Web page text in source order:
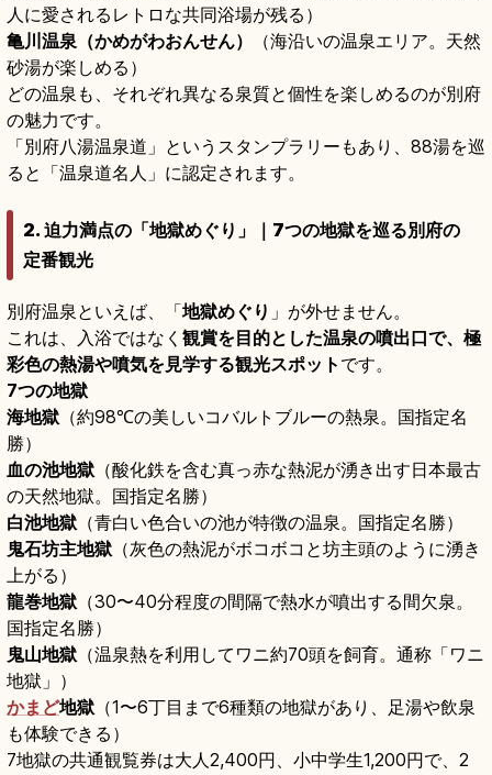
人に愛されるレトロな共同浴場が残る）
亀川温泉（かめがわおんせん）
（海沿いの温泉エリア。天然
砂湯が楽しめる）
どの温泉も、それぞれ異なる泉質と個性を楽しめるのが別府
の魅力です。
「別府八湯温泉道」というスタンプラリーもあり、88湯を巡
ると「温泉道名人」に認定されます。
2. 迫力満点の「地獄めぐり」｜7つの地獄を巡る別府の
定番観光
別府温泉といえば、「地獄めぐり 」が外せません。
これは、入浴ではなく 観賞を目的とした温泉の噴出口で、極
彩色の熱湯や噴気を見学する観光スポット です。
7つの地獄
海地獄 （約98℃の美しいコバルトブルーの熱泉。国指定名
勝）
血の池地獄 （酸化鉄を含む真っ赤な熱泥が湧き出す日本最古
の天然地獄。国指定名勝）
白池地獄 （青白い色合いの池が特徴の温泉。国指定名勝）
鬼石坊主地獄 （灰色の熱泥がボコボコと坊主頭のように湧き
上がる）
龍巻地獄 （30〜40分程度の間隔で熱水が噴出する間欠泉。
国指定名勝）
鬼山地獄 （温泉熱を利用してワニ約70頭を飼育。通称「ワニ
地獄」）
かまど地獄 （1〜6丁目まで6種類の地獄があり、足湯や飲泉
も体験できる）
7地獄の共通観覧券は大人2,400円、小中学生1,200円で、2